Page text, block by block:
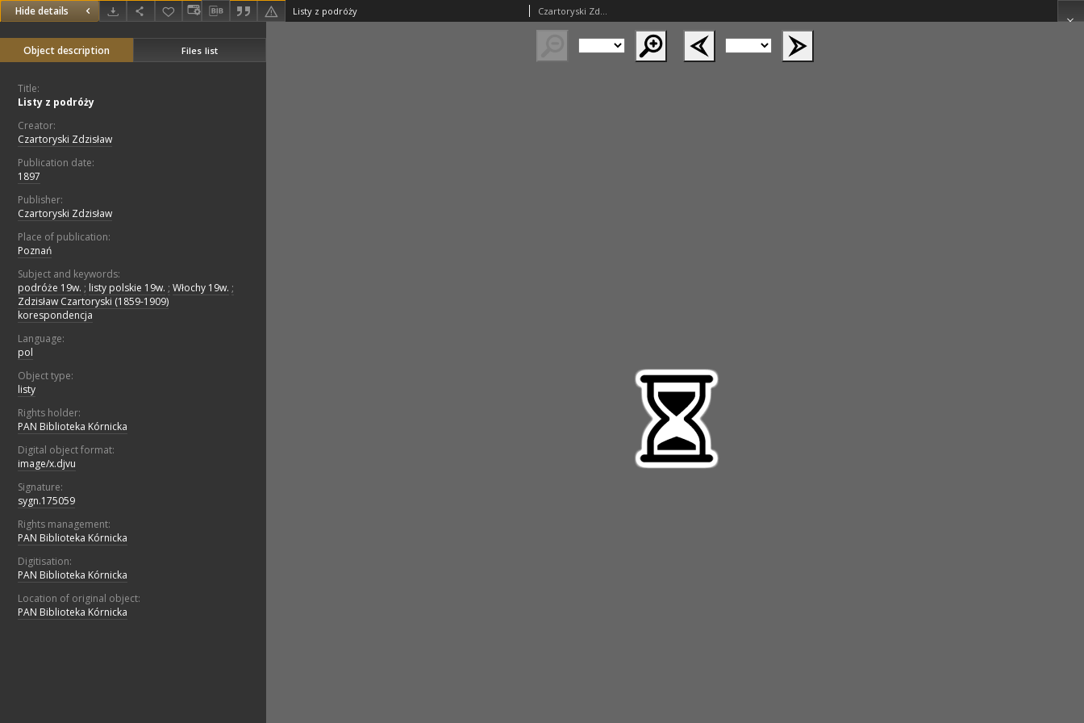
Hide details Listy z podróży Czartoryski Zdzisław
Object description Files list
Title:
Listy z podróży
Creator:
Czartoryski Zdzisław
Publication date:
1897
Publisher:
Czartoryski Zdzisław
Place of publication:
Poznań
Subject and keywords:
podróże 19w. ; listy polskie 19w. ; Włochy 19w. ;
Zdzisław Czartoryski (1859-1909)
korespondencja
Language:
pol
Object type:
listy
Rights holder:
PAN Biblioteka Kórnicka
Digital object format:
image/x.djvu
Signature:
sygn.175059
Rights management:
PAN Biblioteka Kórnicka
Digitisation:
PAN Biblioteka Kórnicka
Location of original object:
PAN Biblioteka Kórnicka